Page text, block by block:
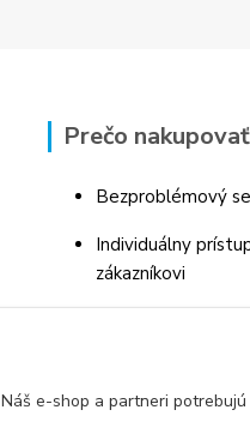
Prečo
Bezproblémový
Individuálny
zákazníkovi
poradenstvo
Náš e-shop a partneri potrebujú